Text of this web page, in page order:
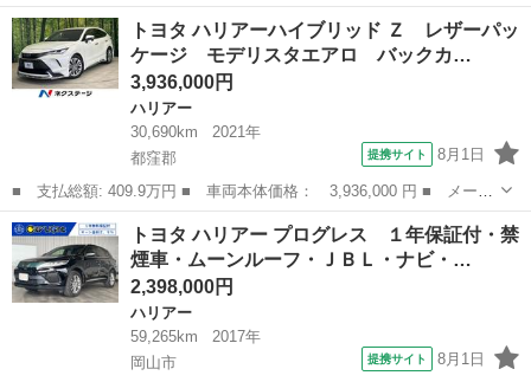
ー名： トヨタ ■ 車種名： ハリアー ■ グレード名： プレミア
ム 禁煙車 純正ＪＢＬ９インチナビ フルセグＴＶ バックカメ
ラ トヨタ...
岡山 岡山市 ハリアー
トヨタ ハリアーハイブリッド Ｚ レザーパッ
ケージ モデリスタエアロ バックカ…
3,936,000円
ハリアー
30,690km
2021年
都窪郡
提携サイト 8月1日
■ 支払総額: 409.9万円 ■ 車両本体価格： 3,936,000 円 ■ メーカ
ー名： トヨタ ■ 車種名： ハリアーハイブリッド ■ グレード
名： Ｚ レザーパッケージ モデリスタエアロ バックカメラ 純
正１２．３...
岡山 都窪郡 ハリアー
トヨタ ハリアー プログレス １年保証付・禁
煙車・ムーンルーフ・ＪＢＬ・ナビ・…
2,398,000円
ハリアー
59,265km
2017年
岡山市
提携サイト 8月1日